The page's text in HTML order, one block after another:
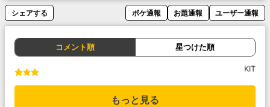
シェアする ボケ通報 お題通報 ユーザー通報
コメント順 星つけた順
KIT
もっと見る